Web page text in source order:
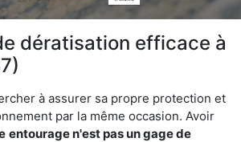
dératisation efficace à
à assurer sa propre protection et
par la même occasion. Avoir
entourage n'est pas un gage de